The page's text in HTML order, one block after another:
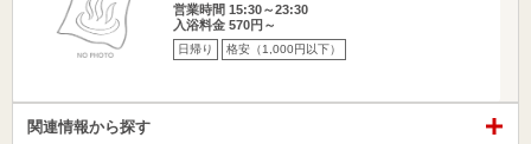
営業時間 15:30～23:30
入浴料金 570円～
日帰り 格安（1,000円以下）
関連情報から探す